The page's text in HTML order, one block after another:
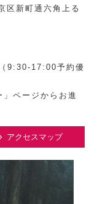
区新町通六角上る
9:30-17:00予約優
ページからお進
アクセスマップ